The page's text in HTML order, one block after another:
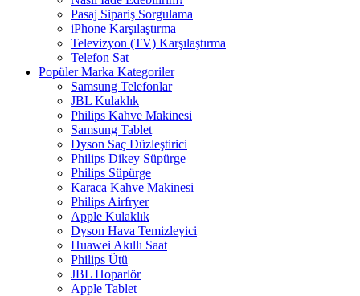
Pasaj Sipariş Sorgulama
iPhone Karşılaştırma
Televizyon (TV) Karşılaştırma
Telefon Sat
Popüler Marka Kategoriler
Samsung Telefonlar
JBL Kulaklık
Philips Kahve Makinesi
Samsung Tablet
Dyson Saç Düzleştirici
Philips Dikey Süpürge
Philips Süpürge
Karaca Kahve Makinesi
Philips Airfryer
Apple Kulaklık
Dyson Hava Temizleyici
Huawei Akıllı Saat
Philips Ütü
JBL Hoparlör
Apple Tablet